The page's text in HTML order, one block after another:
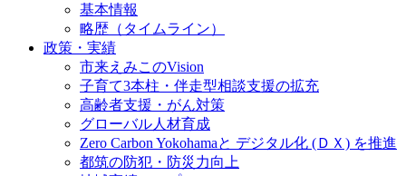
基本情報
略歴（タイムライン）
政策・実績
市来えみこのVision
子育て3本柱・伴走型相談支援の拡充
高齢者支援・がん対策
グローバル人材育成
Zero Carbon Yokohamaと デジタル化 (ＤＸ) を推進
都筑の防犯・防災力向上